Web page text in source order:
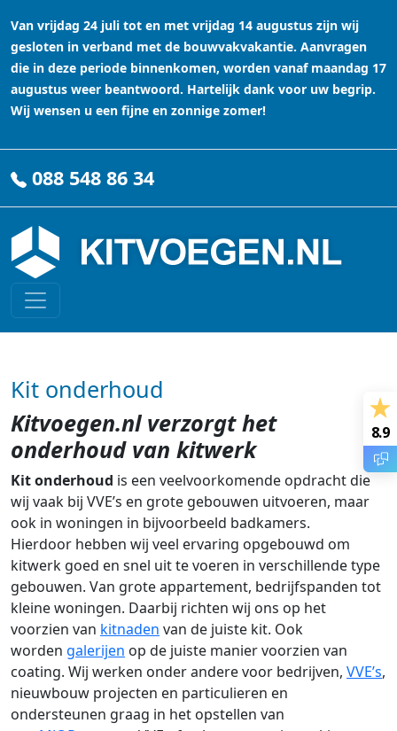
Van vrijdag 24 juli tot en met vrijdag 14 augustus zijn wij
gesloten in verband met de bouwvakvakantie. Aanvragen
die in deze periode binnenkomen, worden vanaf maandag 17
augustus weer beantwoord. Hartelijk dank voor uw begrip.
Wij wensen u een fijne en zonnige zomer!
088 548 86 34
Kit onderhoud
Kitvoegen.nl verzorgt het
onderhoud van kitwerk
Kit onderhoud is een veelvoorkomende opdracht die
wij vaak bij VVE’s en grote gebouwen uitvoeren, maar
ook in woningen in bijvoorbeeld badkamers.
Hierdoor hebben wij veel ervaring opgebouwd om
kitwerk goed en snel uit te voeren in verschillende type
gebouwen. Van grote appartement, bedrijfspanden tot
kleine woningen. Daarbij richten wij ons op het
voorzien van kitnaden van de juiste kit. Ook
worden galerijen op de juiste manier voorzien van
coating. Wij werken onder andere voor bedrijven, VVE’s,
nieuwbouw projecten en particulieren en
ondersteunen graag in het opstellen van
8.9